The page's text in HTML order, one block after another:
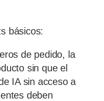
básicos:
de pedido, la
sin que el
IA sin acceso a
deben